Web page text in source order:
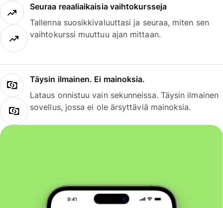
Seuraa reaaliaikaisia vaihtokursseja
Tallenna suosikkivaluuttasi ja seuraa, miten sen
vaihtokurssi muuttuu ajan mittaan.
Täysin ilmainen. Ei mainoksia.
Lataus onnistuu vain sekunneissa. Täysin ilmainen
sovellus, jossa ei ole ärsyttäviä mainoksia.